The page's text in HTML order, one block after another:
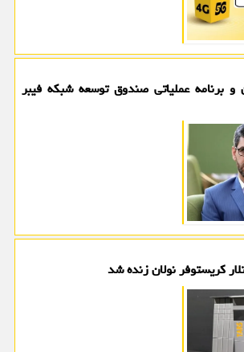
برنامه عملیاتی صندوق توسعه شبکه فیبر
کریستوفر نولان زنده شد